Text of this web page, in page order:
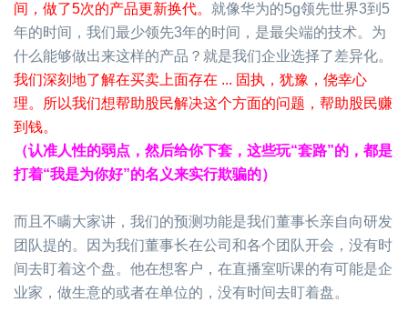
间，做了5次的产品更新换代。 就像华为的5g领先世界3到5
年的时间，我们最少领先3年的时间，是最尖端的技术。为
什么能够做出来这样的产品？就是我们企业选择了差异化。
我们深刻地了解在买卖上面存在 ... 固执，犹豫，侥幸心
理。所以我们想帮助股民解决这个方面的问题，帮助股民赚
到钱。
（认准人性的弱点，然后给你下套，这些玩“套路”的，都是
打着“我是为你好”的名义来实行欺骗的）
而且不瞒大家讲，我们的预测功能是我们董事长亲自向研发
团队提的。因为我们董事长在公司和各个团队开会，没有时
间去盯着这个盘。他在想客户，在直播室听课的有可能是企
业家，做生意的或者在单位的，没有时间去盯着盘。